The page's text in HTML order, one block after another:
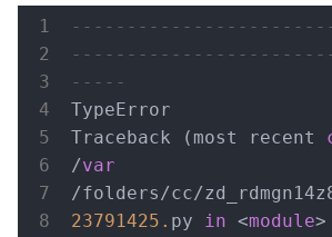
-----
TypeError
Traceback (most recent
/var
/folders/cc/
23791425. py in <module>